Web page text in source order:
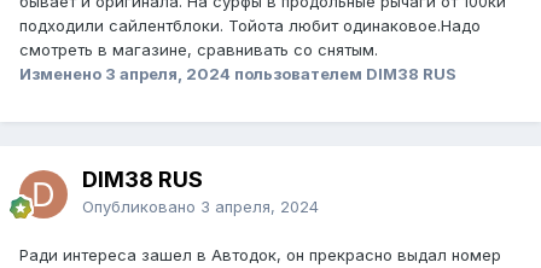
подходили сайлентблоки. Тойота любит одинаковое.Надо
смотреть в магазине, сравнивать со снятым.
Изменено 3 апреля, 2024 пользователем DIM38 RUS
DIM38 RUS
Опубликовано 3 апреля, 2024
Ради интереса зашел в Автодок, он прекрасно выдал номер